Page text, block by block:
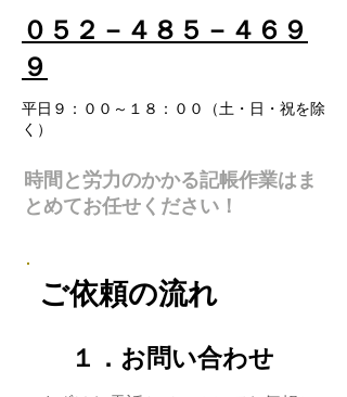
​０５２－４８５－４６９
９
平日９：００～１８：００（土・日・祝を除
く）
時間と労力のかかる記帳作業はま
とめてお任せください！
ご依頼の流れ
​１．お問い合わせ